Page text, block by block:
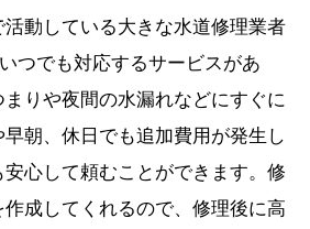
動している大きな水道修理業者
つでも対応するサービスがあ
りや夜間の水漏れなどにすぐに
朝、休日でも追加費用が発生し
心して頼むことができます。修
成してくれるので、修理後に高